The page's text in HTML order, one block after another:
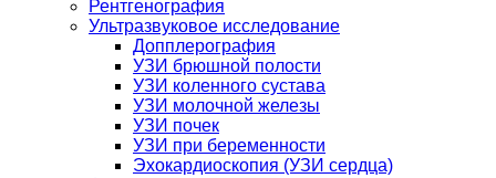
Рентгенография
Ультразвуковое исследование
Допплерография
УЗИ брюшной полости
УЗИ коленного сустава
УЗИ молочной железы
УЗИ почек
УЗИ при беременности
Эхокардиоскопия (УЗИ сердца)